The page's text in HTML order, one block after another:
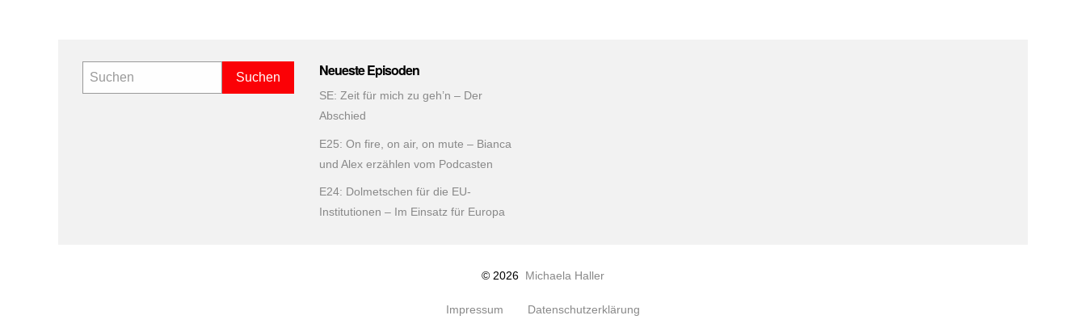
Neueste Episoden
SE: Zeit für mich zu geh’n – Der
Abschied
E25: On fire, on air, on mute – Bianca
und Alex erzählen vom Podcasten
E24: Dolmetschen für die EU-
Institutionen – Im Einsatz für Europa
© 2026 Michaela Haller
Impressum Datenschutzerklärung